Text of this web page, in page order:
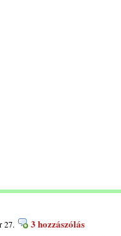
27. 3 hozzászólás